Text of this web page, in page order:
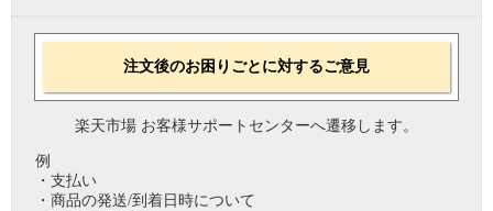
注文後のお困りごとに対するご意見
楽天市場 お客様サポートセンターへ遷移します。
例
・支払い
・商品の発送/到着日時について